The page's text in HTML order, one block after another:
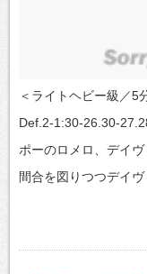
＜ライトヘビー級／5
Def.2-1:30-26.30-
ポーのロメロ、デイヴ
間合を図りつつデイ